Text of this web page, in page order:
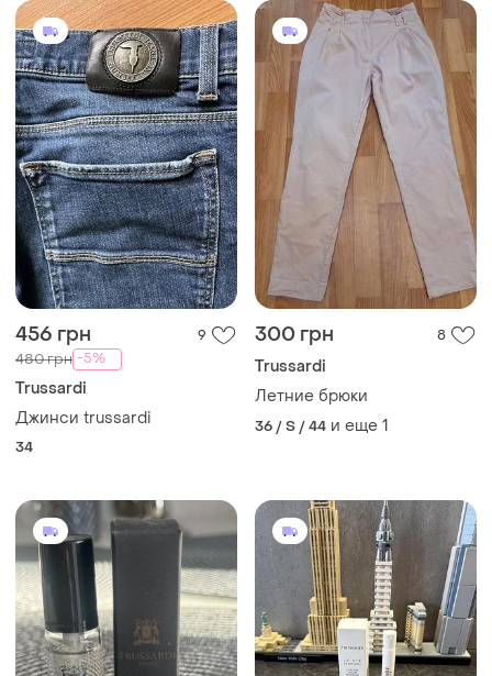
456 грн 9
480 грн -5%
Trussardi
Джинси trussardi
34
300 грн 8
Trussardi
Летние брюки
36 / S / 44 и еще 1